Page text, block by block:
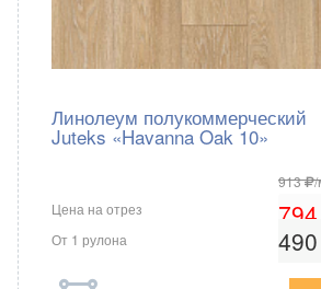
Линолеум полукоммерческий
Juteks «Havanna Oak 10»
Цена на отрез
От 1 рулона
913 /
794
490